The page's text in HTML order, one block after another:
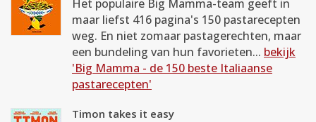
Het populaire Big Mamma-team geeft in
maar liefst 416 pagina's 150 pastarecepten
weg. En niet zomaar pastagerechten, maar
een bundeling van hun favorieten... bekijk
'Big Mamma - de 150 beste Italiaanse
pastarecepten'
Timon takes it easy